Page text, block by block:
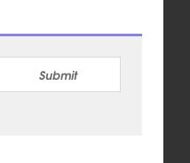
Submit